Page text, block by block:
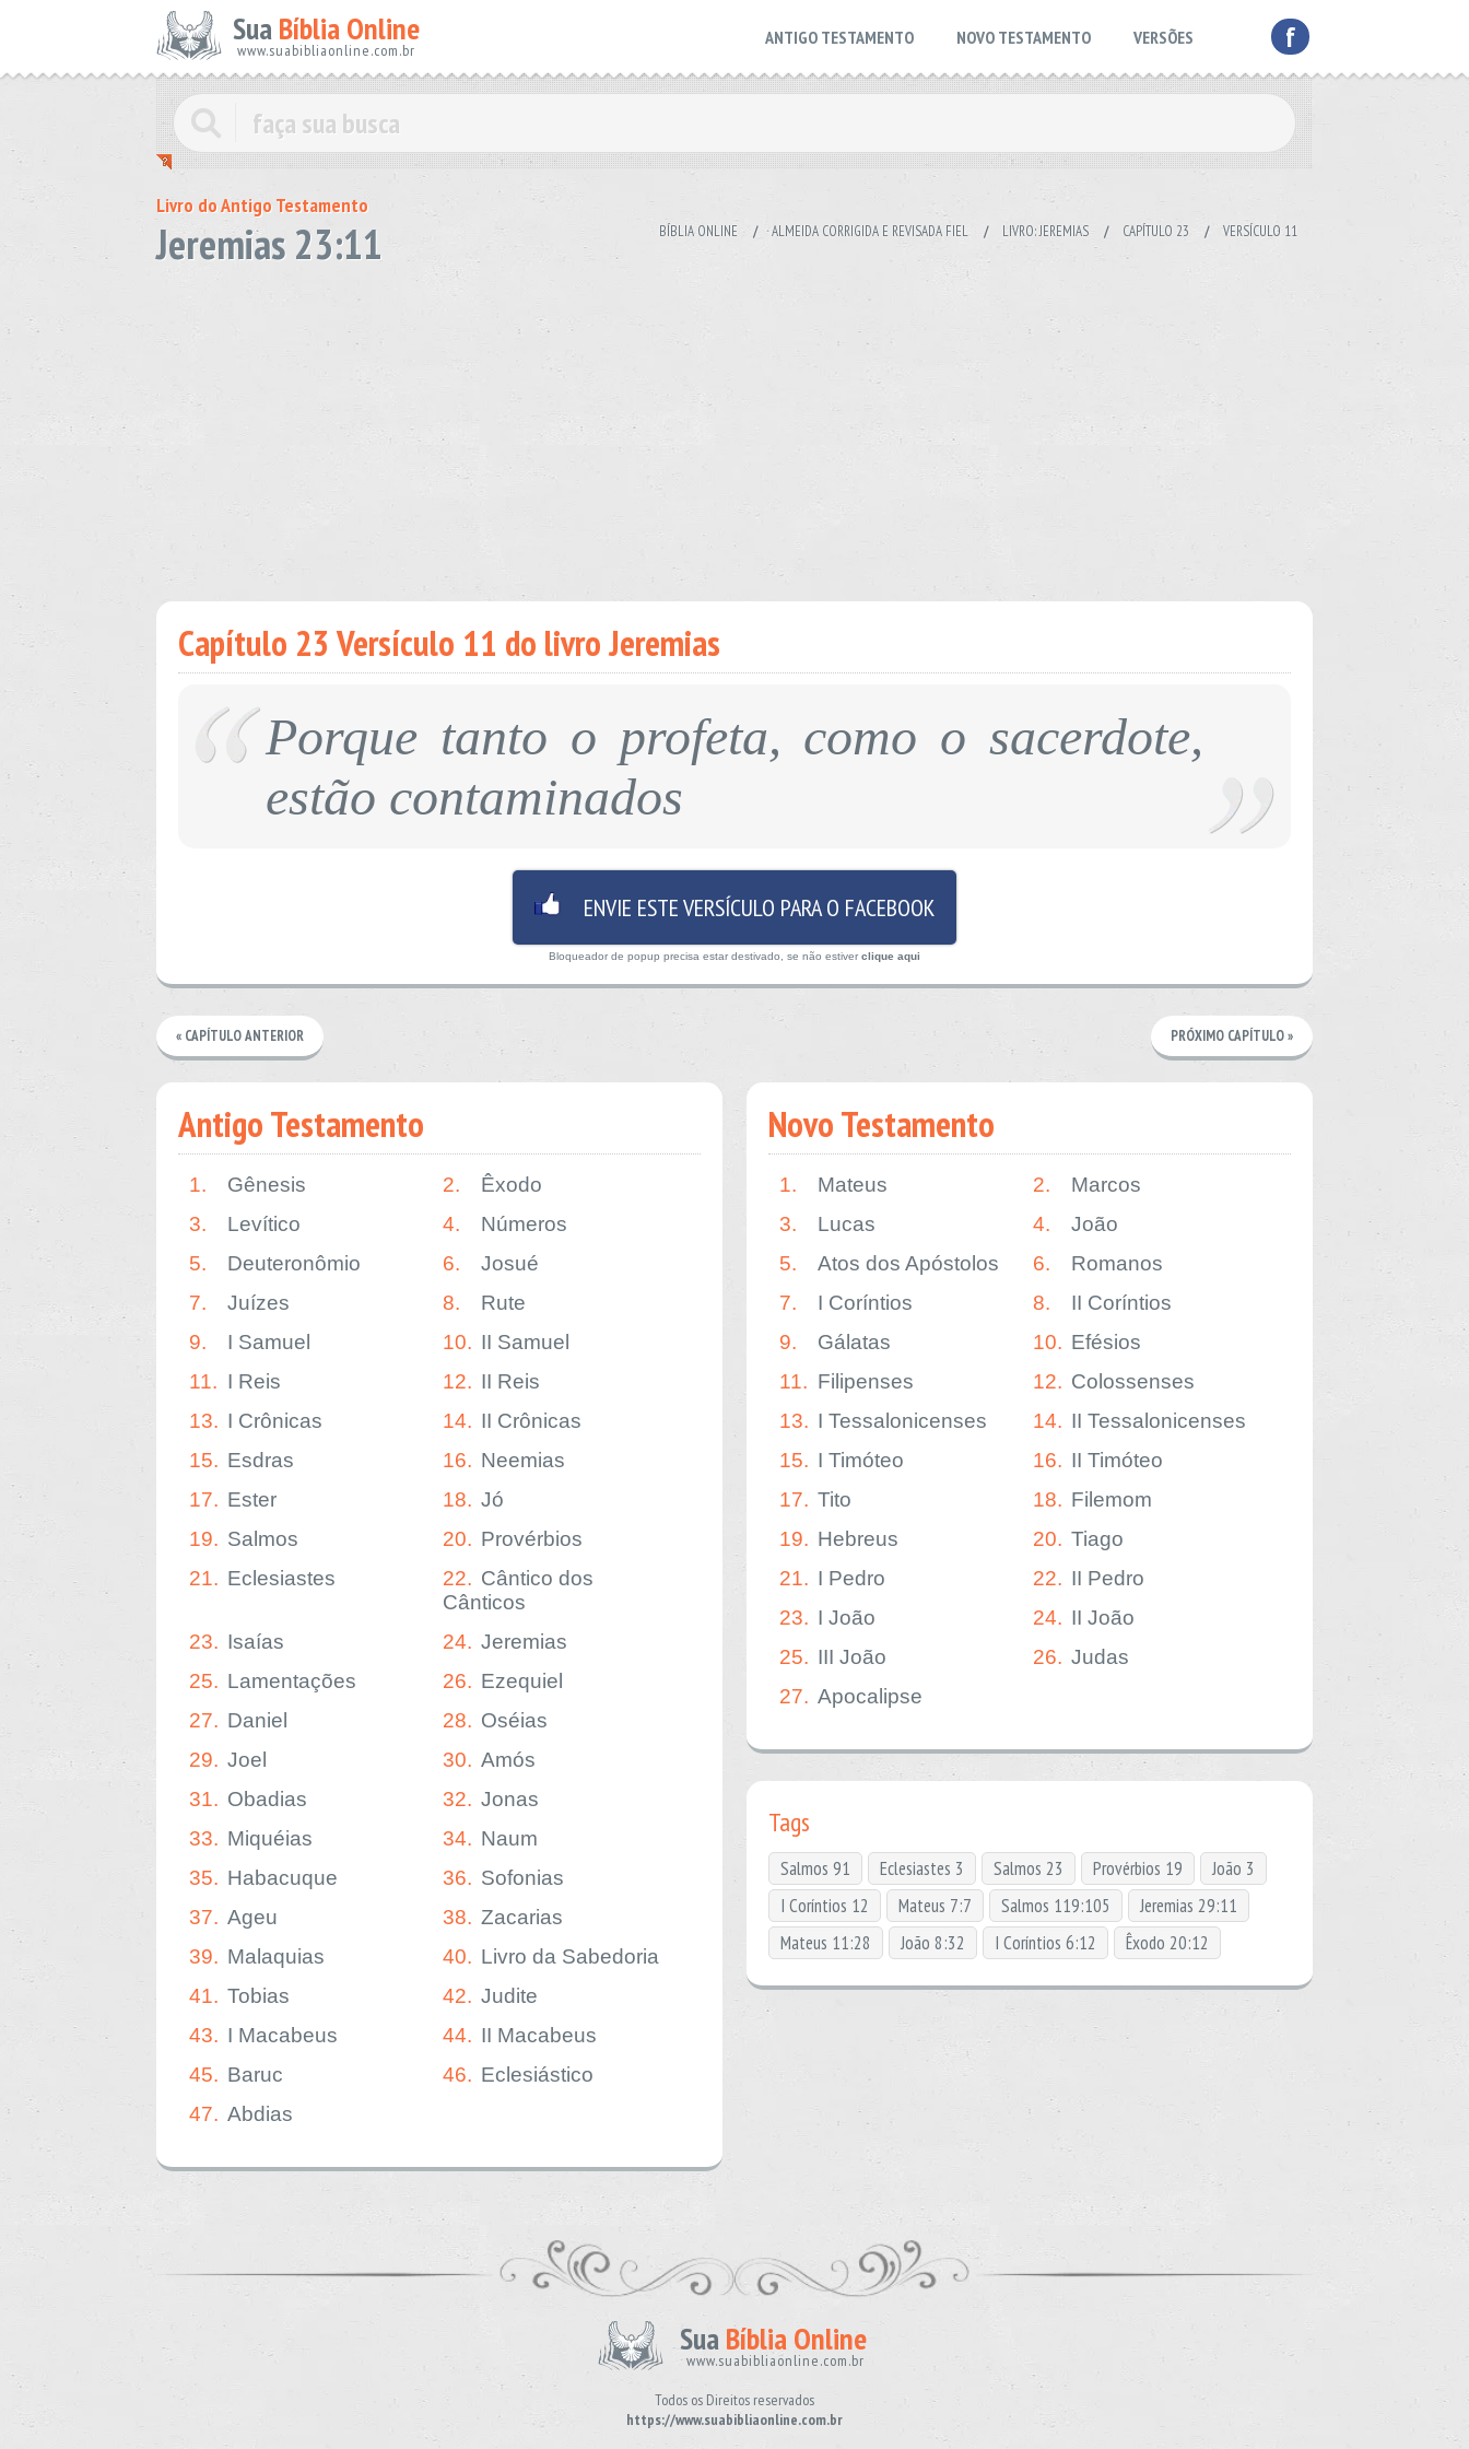
SuaBíblia Online
www.suabibliaonline.com.br f
ANTIGO TESTAMENTO NOVO TESTAMENTO VERSÕES
Livro do Antigo Testamento
Jeremias 23:11 BÍBLIA ONLINE / ALMEIDA CORRIGIDA E REVISADA FIEL / LIVRO: JEREMIAS / CAPÍTULO 23 / VERSÍCULO 11
Capítulo 23 Versículo 11 do livro Jeremias
Porque tanto o profeta, como o sacerdote,
estão contaminados
ENVIE ESTE VERSÍCULO PARA O FACEBOOK
Bloqueador de popup precisa estar destivado, se não estiver clique aqui
« CAPÍTULO ANTERIOR PRÓXIMO CAPÍTULO »
Antigo Testamento
1. Gênesis 2.
Êxodo
3.
Levítico 4.
Números
5.
Deuteronômio 6.
Josué
7.
Juízes 8.
Rute
9.
I Samuel 10. II Samuel
11. I Reis 12. II Reis
13. I Crônicas 14. II Crônicas
15. Esdras 16. Neemias
17. Ester 18. Jó
19. Salmos 20. Provérbios
21. Eclesiastes 22. Cântico dos
Cânticos
23. Isaías 24. Jeremias
25. Lamentações 26. Ezequiel
27. Daniel 28. Oséias
29. Joel 30. Amós
31. Obadias 32. Jonas
33. Miquéias 34. Naum
35. Habacuque 36. Sofonias
37. Ageu 38. Zacarias
39. Malaquias 40. Livro da Sabedoria
41. Tobias 42. Judite
43. I Macabeus 44. II Macabeus
45. Baruc 46. Eclesiástico
47. Abdias
Novo Testamento
1. Mateus 2.
Marcos
3.
Lucas 4.
João
5.
Atos dos Apóstolos 6.
Romanos
7.
I Coríntios 8.
II Coríntios
9.
Gálatas 10. Efésios
11. Filipenses 12. Colossenses
13. I Tessalonicenses 14. II Tessalonicenses
15. I Timóteo 16. II Timóteo
17. Tito 18. Filemom
19. Hebreus 20. Tiago
21. I Pedro 22. II Pedro
23. I João 24. II João
25. III João 26. Judas
27. Apocalipse
Tags
Salmos 91 Eclesiastes 3 Salmos 23 Provérbios 19
João 3
I Coríntios 12
Mateus 7:7 Salmos 119:105
Jeremias 29:11
Mateus 11:28
João 8:32 I Coríntios 6:12 Êxodo 20:12
SuaBíblia Online
www.suabibliaonline.com.br
Todos os Direitos reservados
https://www.suabibliaonline.com.br